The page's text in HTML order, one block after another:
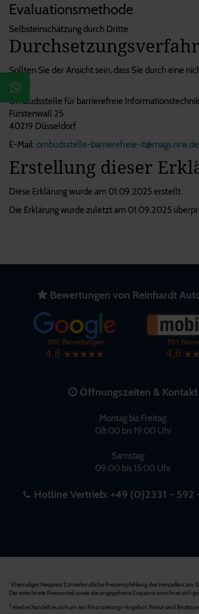
Evaluationsmethode
Selbsteinschätzung durch Dritte
Sollten Sie der Ansicht sein, dass Sie durch eine
unter:
Ombudsstelle für barrierefreie
Fürstenwall 25
40219 Düsseldorf
E-Mail:ombudsstelle-barrierefreie-it@mags.nrw.de
Erstellung dieser
Diese Erklärung wurde am 01.09.2025 erstellt.
Die Erklärung wurde zuletzt am 01.09.2025
Bewertungen von Reinhardt
Öffnungszeiten & Kontakt
Montag bis Freitag:
08:00 bis 19:00 Uhr
Samstag:
09:00 bis 15:00 Uhr
Hotline Vertrieb: +49 (0)2331 - 592
1 Ehemaliger Neupreis (Unverbindliche Preisempfehlung des Herstellers am
Der errechnete Preisvorteil sowie die angegebene Ersparnis errechnet sich
2 Hierbei handelt es sich um ein Finanzierungs-Angebot. Preise sind